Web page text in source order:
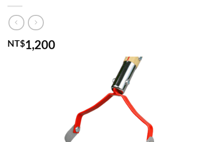
NT$1,200